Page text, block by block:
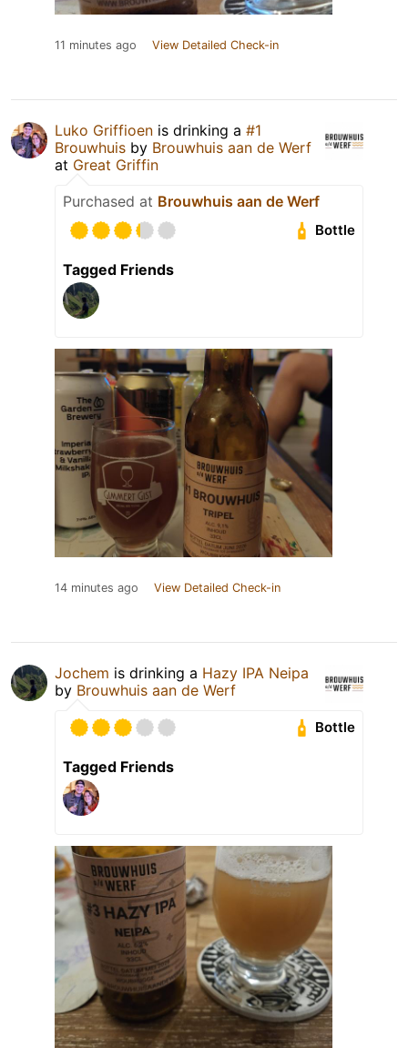
11 minutes ago View Detailed Check-in
Luko Griffioen is drinking a #1
Brouwhuis by Brouwhuis aan de Werf
at Great Griffin
Purchased at Brouwhuis aan de Werf
Bottle
Tagged Friends
14 minutes ago View Detailed Check-in
Jochem is drinking a Hazy IPA Neipa
by Brouwhuis aan de Werf
Bottle
Tagged Friends